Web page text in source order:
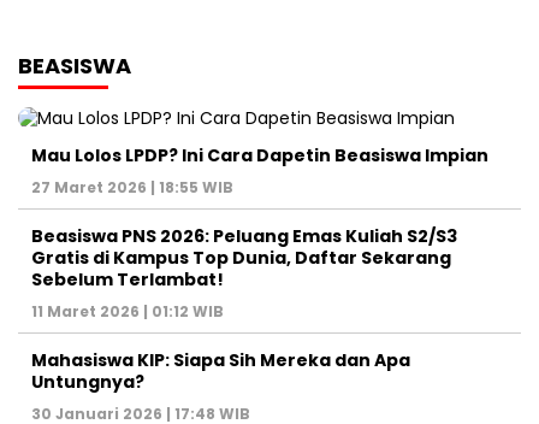
BEASISWA
Mau Lolos LPDP? Ini Cara Dapetin Beasiswa Impian
27 Maret 2026 | 18:55 WIB
Beasiswa PNS 2026: Peluang Emas Kuliah S2/S3
Gratis di Kampus Top Dunia, Daftar Sekarang
Sebelum Terlambat!
11 Maret 2026 | 01:12 WIB
Mahasiswa KIP: Siapa Sih Mereka dan Apa
Untungnya?
30 Januari 2026 | 17:48 WIB